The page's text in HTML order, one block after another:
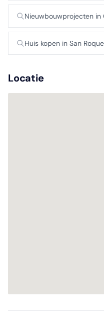
Nieuwbouwprojecten in
Huis kopen in San
Locatie